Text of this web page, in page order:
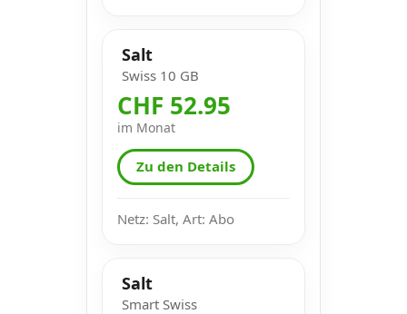
Salt
Swiss 10 GB
CHF 52.95
im Monat
Zu den Details
Netz: Salt, Art: Abo
Salt
Smart Swiss